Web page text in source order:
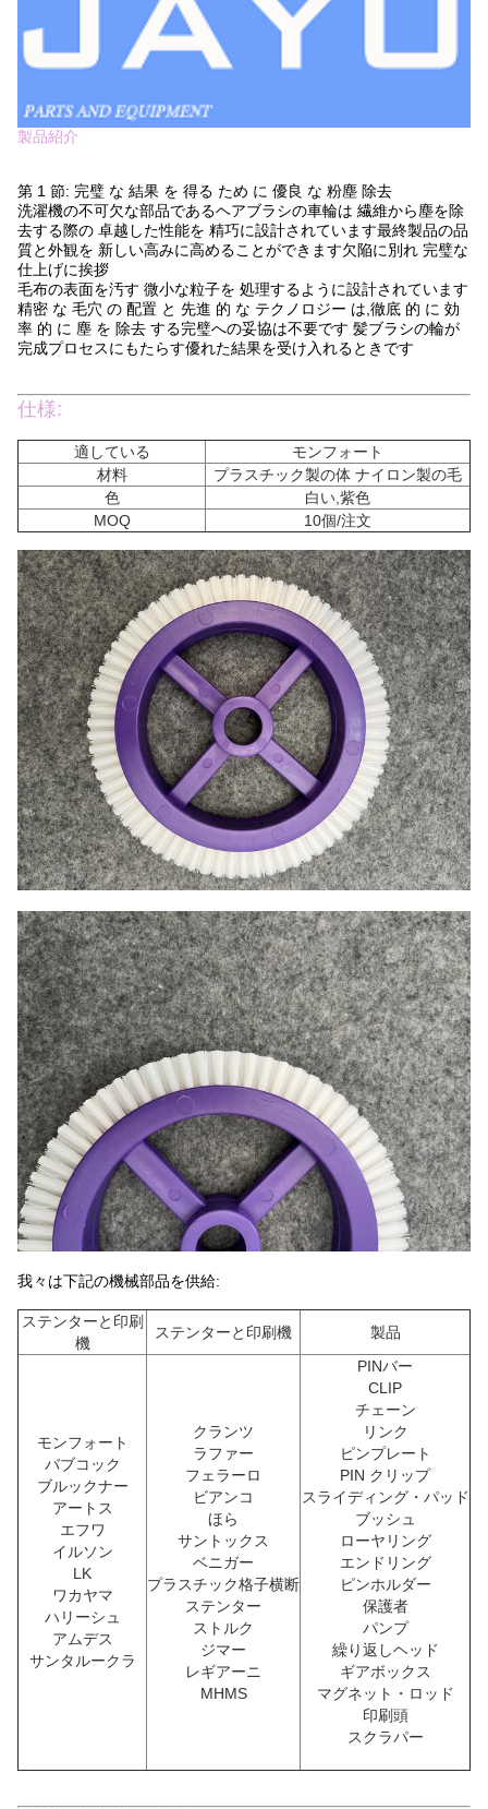
製品紹介
第 1 節: 完璧 な 結果 を 得る ため に 優良 な 粉塵 除去
洗濯機の不可欠な部品であるヘアブラシの車輪は 繊維から塵を除
去する際の 卓越した性能を 精巧に設計されています最終製品の品
質と外観を 新しい高みに高めることができます欠陥に別れ 完璧な
仕上げに挨拶
毛布の表面を汚す 微小な粒子を 処理するように設計されています
精密 な 毛穴 の 配置 と 先進 的 な テクノロジー は,徹底 的 に 効
率 的 に 塵 を 除去 する完璧への妥協は不要です 髪ブラシの輪が
完成プロセスにもたらす優れた結果を受け入れるときです
仕様:
適している
モンフォート
材料
プラスチック製の体 ナイロン製の毛
色
白い,紫色
MOQ
10個/注文
我々は下記の機械部品を供給:
ステンターと印刷
機
ステンターと印刷機 製品
モンフォート
バブコック
ブルックナー
アートス
エフワ
イルソン
LK
ワカヤマ
ハリーシュ
アムデス
サンタルークラ
クランツ
ラファー
フェラーロ
ビアンコ
ほら
サントックス
ベニガー
プラスチック格子横断
ステンター
ストルク
ジマー
レギアーニ
MHMS
PINバー
CLIP
チェーン
リンク
ピンプレート
PIN クリップ
スライディング・パッド
ブッシュ
ローヤリング
エンドリング
ピンホルダー
保護者
パンプ
繰り返しヘッド
ギアボックス
マグネット・ロッド
印刷頭
スクラパー